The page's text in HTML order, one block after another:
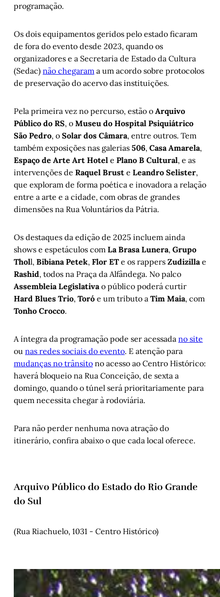
programação.
Os dois equipamentos geridos pelo estado ficaram
de fora do evento desde 2023, quando os
organizadores e a Secretaria de Estado da Cultura
(Sedac) não chegaram a um acordo sobre protocolos
de preservação do acervo das instituições.
Pela primeira vez no percurso, estão o Arquivo
Público do RS, o Museu do Hospital Psiquiátrico
São Pedro, o Solar dos Câmara, entre outros. Tem
também exposições nas galerias 506, Casa Amarela,
Espaço de Arte Art Hotel e Plano B Cultural, e as
intervenções de Raquel Brust e Leandro Selister,
que exploram de forma poética e inovadora a relação
entre a arte e a cidade, com obras de grandes
dimensões na Rua Voluntários da Pátria.
Os destaques da edição de 2025 incluem ainda
shows e espetáculos com La Brasa Lunera, Grupo
Tholl, Bibiana Petek, Flor ETe os rappers Zudizillae
Rashid, todos na Praça da Alfândega. No palco
Assembleia Legislativao público poderá curtir
Hard Blues Trio, Toró e um tributo a Tim Maia, com
Tonho Crocco.
A íntegra da programação pode ser acessada no site
ou nas redes sociais do evento. E atenção para
mudanças no trânsito no acesso ao Centro Histórico:
haverá bloqueio na Rua Conceição, de sexta a
domingo, quando o túnel será prioritariamente para
quem necessita chegar à rodoviária.
Para não perder nenhuma nova atração do
itinerário, confira abaixo o que cada local oferece.
Arquivo Público do Estado do Rio Grande
do Sul
(Rua Riachuelo, 1031 - Centro Histórico)